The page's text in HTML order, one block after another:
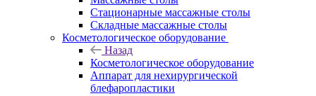
Стационарные массажные столы
Складные массажные столы
Косметологическое оборудование
Назад
Косметологическое оборудование
Аппарат для нехирургической
блефаропластики